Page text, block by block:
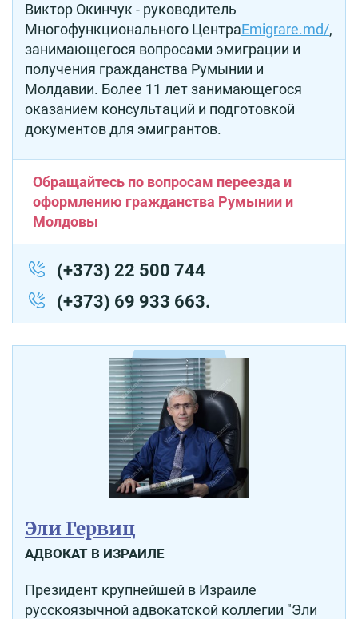
Виктор Окинчук - руководитель
Многофункционального ЦентраEmigrare.md/,
занимающегося вопросами эмиграции и
получения гражданства Румынии и
Молдавии. Более 11 лет занимающегося
оказанием консультаций и подготовкой
документов для эмигрантов.
Обращайтесь по вопросам переезда и
оформлению гражданства Румынии и
Молдовы
(+373) 22 500 744
(+373) 69 933 663.
Эли Гервиц
АДВОКАТ В ИЗРАИЛЕ
Президент крупнейшей в Израиле
русскоязычной адвокатской коллегии "Эли